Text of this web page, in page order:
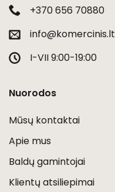
+370 656 70880
info@komercinis.lt
I-VII 9:00-19:00
Nuorodos
Mūsų kontaktai
Apie mus
Baldų gamintojai
Klientų atsiliepimai